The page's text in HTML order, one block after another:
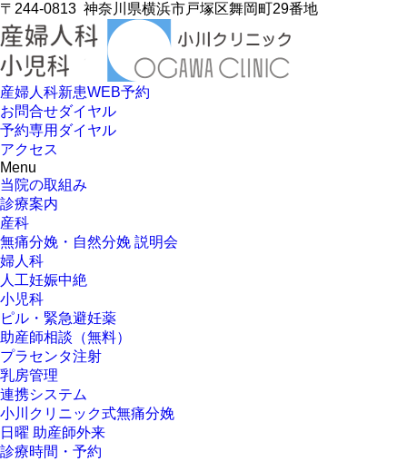
〒244-0813 神奈川県横浜市戸塚区舞岡町29番地
産婦人科新患WEB予約
お問合せダイヤル
予約専用ダイヤル
アクセス
Menu
当院の取組み
診療案内
産科
無痛分娩・自然分娩 説明会
婦人科
人工妊娠中絶
小児科
ピル・緊急避妊薬
助産師相談（無料）
プラセンタ注射
乳房管理
連携システム
小川クリニック式無痛分娩
日曜 助産師外来
診療時間・予約